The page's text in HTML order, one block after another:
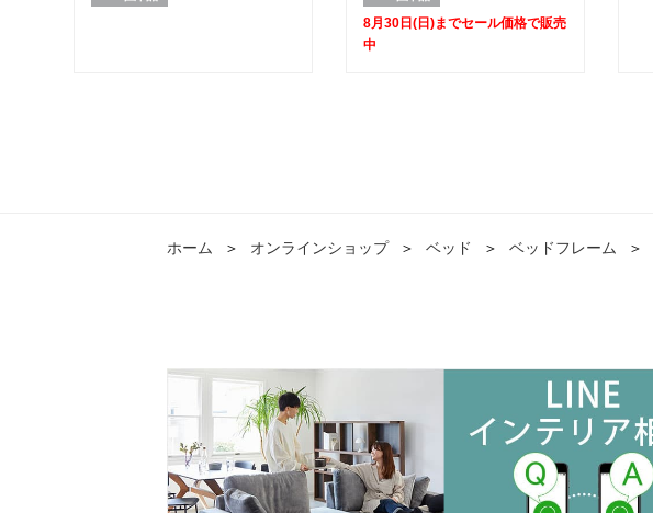
8月30日(日)までセール価格で販売
中
ホーム ＞ オンラインショップ ＞ ベッド ＞ ベッドフレーム ＞